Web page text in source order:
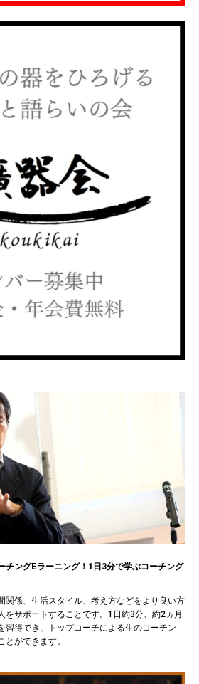
チングEラーニング！1日3分で学ぶコーチング
関係、生活スタイル、考え方などをより良い方
をサポートすることです。1日約3分、約2ヵ月
習得でき、トップコーチによる生のコーチン
ができます。